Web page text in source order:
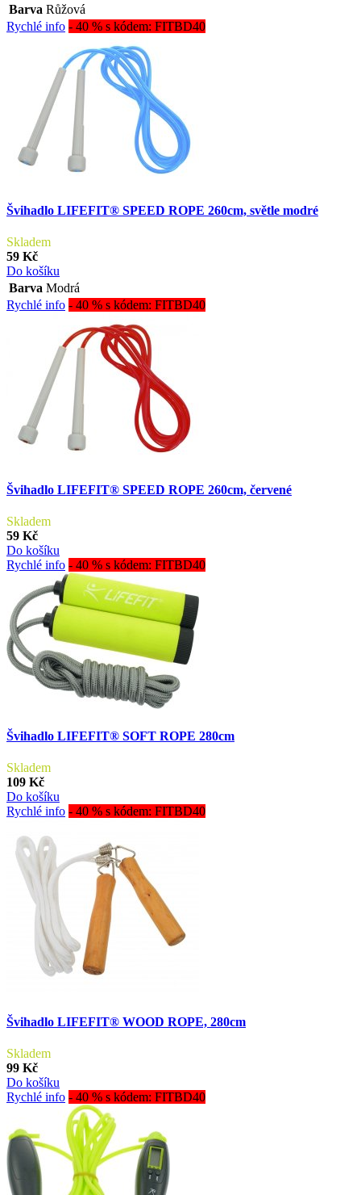
Barva Růžová
Rychlé info - 40 % s kódem: FITBD40
Švihadlo LIFEFIT® SPEED ROPE 260cm, světle modré
Skladem
59 Kč
Do košíku
Barva Modrá
Rychlé info - 40 % s kódem: FITBD40
Švihadlo LIFEFIT® SPEED ROPE 260cm, červené
Skladem
59 Kč
Do košíku
Rychlé info - 40 % s kódem: FITBD40
Švihadlo LIFEFIT® SOFT ROPE 280cm
Skladem
109 Kč
Do košíku
Rychlé info - 40 % s kódem: FITBD40
Švihadlo LIFEFIT® WOOD ROPE, 280cm
Skladem
99 Kč
Do košíku
Rychlé info - 40 % s kódem: FITBD40